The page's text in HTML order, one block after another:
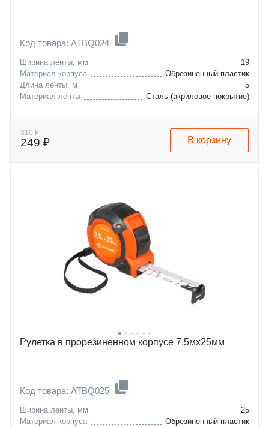
Код товара: ATBQ024
Ширина ленты, мм
19
Материал корпуса
Обрезиненный пластик
Длина ленты, м
5
Материал ленты
Сталь (акриловое покрытие)
310 ₽
249 ₽ В корзину
Рулетка в прорезиненном корпусе 7.5мх25мм
Код товара: ATBQ025
Ширина ленты, мм
25
Материал корпуса
Обрезиненный пластик